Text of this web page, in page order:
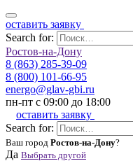
оставить заявку
Search for:
Ростов-на-Дону
8 (863) 285-39-09
8 (800) 101-66-95
energo@glav-gbi.ru
пн-пт с 09:00 до 18:00
оставить заявку
Search for:
Ваш город Ростов-на-Дону?
Да Выбрать другой